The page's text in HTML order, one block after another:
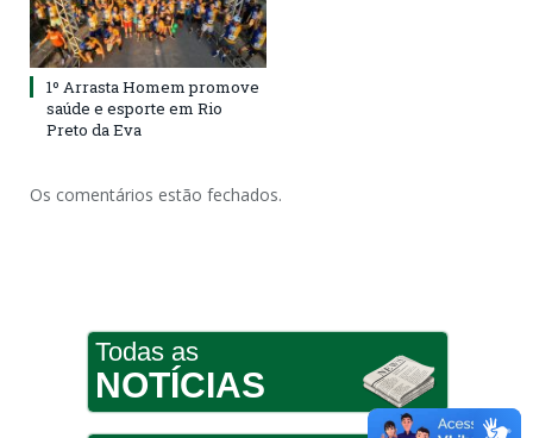
1º Arrasta Homem promove
saúde e esporte em Rio
Preto da Eva
Os comentários estão fechados.
Todas as
NOTÍCIAS